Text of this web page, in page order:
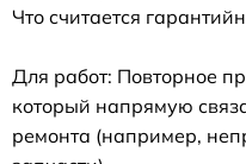
Что считается
Для работ: Повторное
который напрямую
ремонта (например,